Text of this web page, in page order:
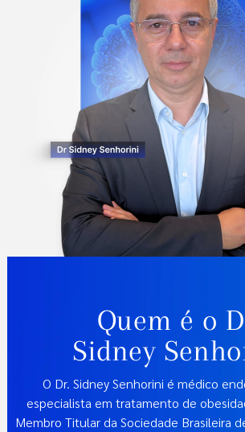
Quem é o
Sidney
O Dr. Sidney Senhorini é médico
especialista em tratamento de
Membro Titular da Sociedade Brasileira